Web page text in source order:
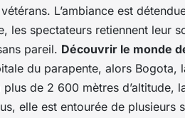
L’ambiance est
les spectateurs retiennent leur
pareil. Découvrir le monde
du parapente, alors Bogota,
de 2 600 mètres d’altitude,
elle est entourée de plusieurs